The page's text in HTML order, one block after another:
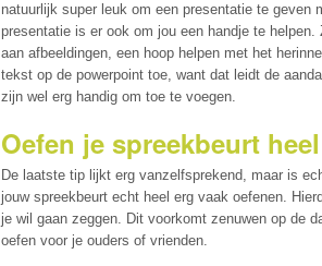
natuurlijk super leuk om een presentatie te geven
presentatie is er ook om jou een handje te
aan afbeeldingen, een hoop helpen met het
tekst op de powerpoint toe, want dat leidt de
zijn wel erg handig om toe te voegen.
Oefen je spreekbeurt
De laatste tip lijkt erg vanzelfsprekend, maar is
jouw spreekbeurt echt heel erg vaak oefenen.
je wil gaan zeggen. Dit voorkomt zenuwen op de
oefen voor je ouders of vrienden.